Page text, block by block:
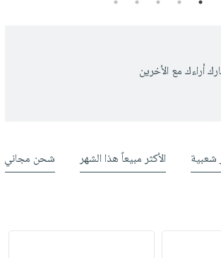
أراءك مع الأخرين
شعبية الأكثر مبيعاً هذا الشهر شحن مجاني